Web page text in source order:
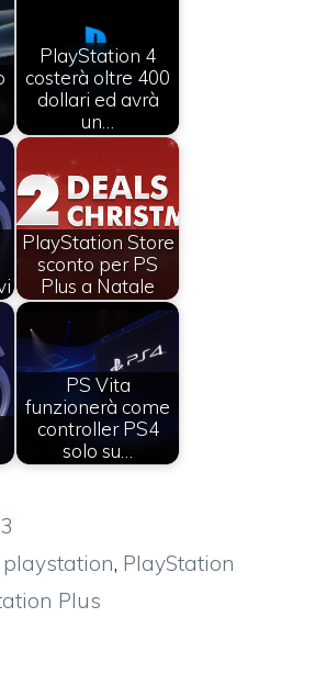
PlayStation 4
costerà oltre 400
dollari ed avrà
un…
PlayStation Store
sconto per PS
Plus a Natale
PS Vita
funzionerà come
controller PS4
solo su…
playstation, PlayStation
Plus